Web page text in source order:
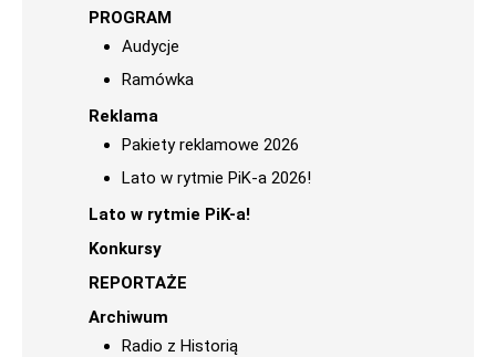
PROGRAM
Audycje
Ramówka
Reklama
Pakiety reklamowe 2026
Lato w rytmie PiK-a 2026!
Lato w rytmie PiK-a!
Konkursy
REPORTAŻE
Archiwum
Radio z Historią